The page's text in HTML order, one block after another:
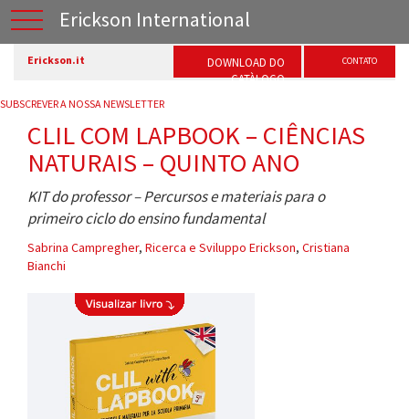
Erickson International
Erickson.it
DOWNLOAD DO
CATÀLOGO
CONTATO
SUBSCREVER A NOSSA NEWSLETTER
CLIL COM LAPBOOK – CIÊNCIAS
NATURAIS – QUINTO ANO
KIT do professor – Percursos e materiais para o
primeiro ciclo do ensino fundamental
Sabrina Campregher, Ricerca e Sviluppo Erickson, Cristiana
Bianchi